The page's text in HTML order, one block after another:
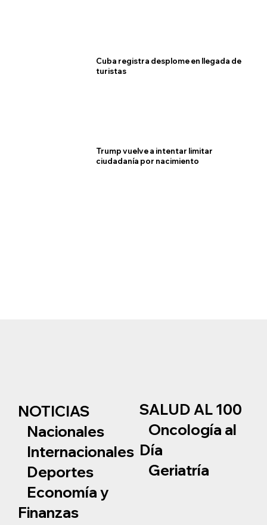
Cuba registra desplome en llegada de
turistas
Trump vuelve a intentar limitar
ciudadanía por nacimiento
NOTICIAS
Nacionales
Internacionales
Deportes
Economía y
Finanzas
SALUD AL 100
Oncología al
Día
Geriatría